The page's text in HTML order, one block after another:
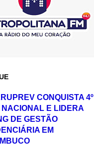
CONQUISTA 4º
E LIDERA
DE GESTÃO
EM